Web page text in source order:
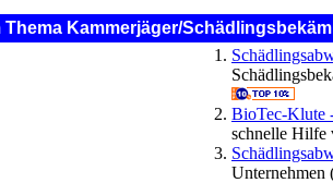
Thema Kammerjäger/
BioTec-Klute
schnelle Hilfe
Unternehmen